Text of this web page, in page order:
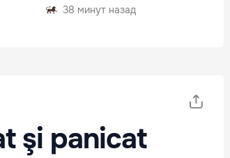
38 минут назад
şi panicat